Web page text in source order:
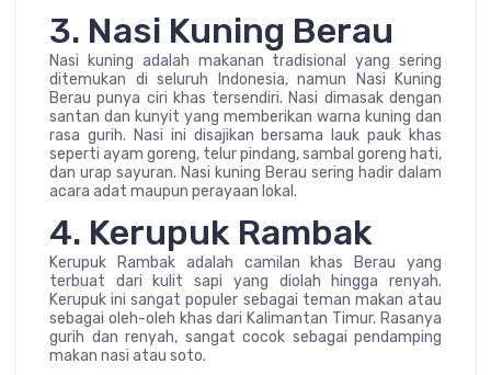
3. Nasi Kuning Berau
Nasi kuning adalah makanan tradisional yang sering
ditemukan di seluruh Indonesia, namun Nasi Kuning
Berau punya ciri khas tersendiri. Nasi dimasak dengan
santan dan kunyit yang memberikan warna kuning dan
rasa gurih. Nasi ini disajikan bersama lauk pauk khas
seperti ayam goreng, telur pindang, sambal goreng hati,
dan urap sayuran. Nasi kuning Berau sering hadir dalam
acara adat maupun perayaan lokal.
4. Kerupuk Rambak
Kerupuk Rambak adalah camilan khas Berau yang
terbuat dari kulit sapi yang diolah hingga renyah.
Kerupuk ini sangat populer sebagai teman makan atau
sebagai oleh-oleh khas dari Kalimantan Timur. Rasanya
gurih dan renyah, sangat cocok sebagai pendamping
makan nasi atau soto.